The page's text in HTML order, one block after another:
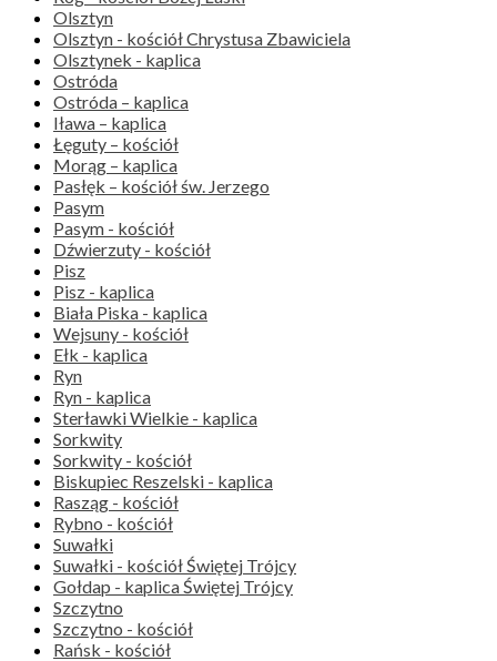
Olsztyn
Olsztyn - kościół Chrystusa Zbawiciela
Olsztynek - kaplica
Ostróda
Ostróda – kaplica
Iława – kaplica
Łęguty – kościół
Morąg – kaplica
Pasłęk – kościół św. Jerzego
Pasym
Pasym - kościół
Dźwierzuty - kościół
Pisz
Pisz - kaplica
Biała Piska - kaplica
Wejsuny - kościół
Ełk - kaplica
Ryn
Ryn - kaplica
Sterławki Wielkie - kaplica
Sorkwity
Sorkwity - kościół
Biskupiec Reszelski - kaplica
Rasząg - kościół
Rybno - kościół
Suwałki
Suwałki - kościół Świętej Trójcy
Gołdap - kaplica Świętej Trójcy
Szczytno
Szczytno - kościół
Rańsk - kościół